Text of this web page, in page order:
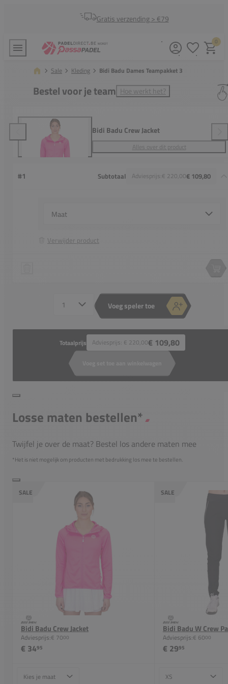
Gratis verzending > €79
0
Sale Kleding Bidi Badu Dames Teampakket 3
Bestel voor je team Hoe werkt het?
Bidi Badu Crew Jacket
Alles over dit product
#1 Subtotaal Adviesprijs:€ 220,00€ 109,80
Verwijder product
Voeg speler toe
Totaalprijs Adviesprijs: € 220,00€ 109,80
Losse maten bestellen*
Twijfel je over de maat? Bestel los andere maten mee
*Het is niet mogelijk om producten met bedrukking los mee te bestellen.
SALE
Bidi Badu Crew Jacket
Adviesprijs:€ 7000
€ 3495
SALE
Bidi Badu W Crew
Adviesprijs:€ 6000
€ 2995